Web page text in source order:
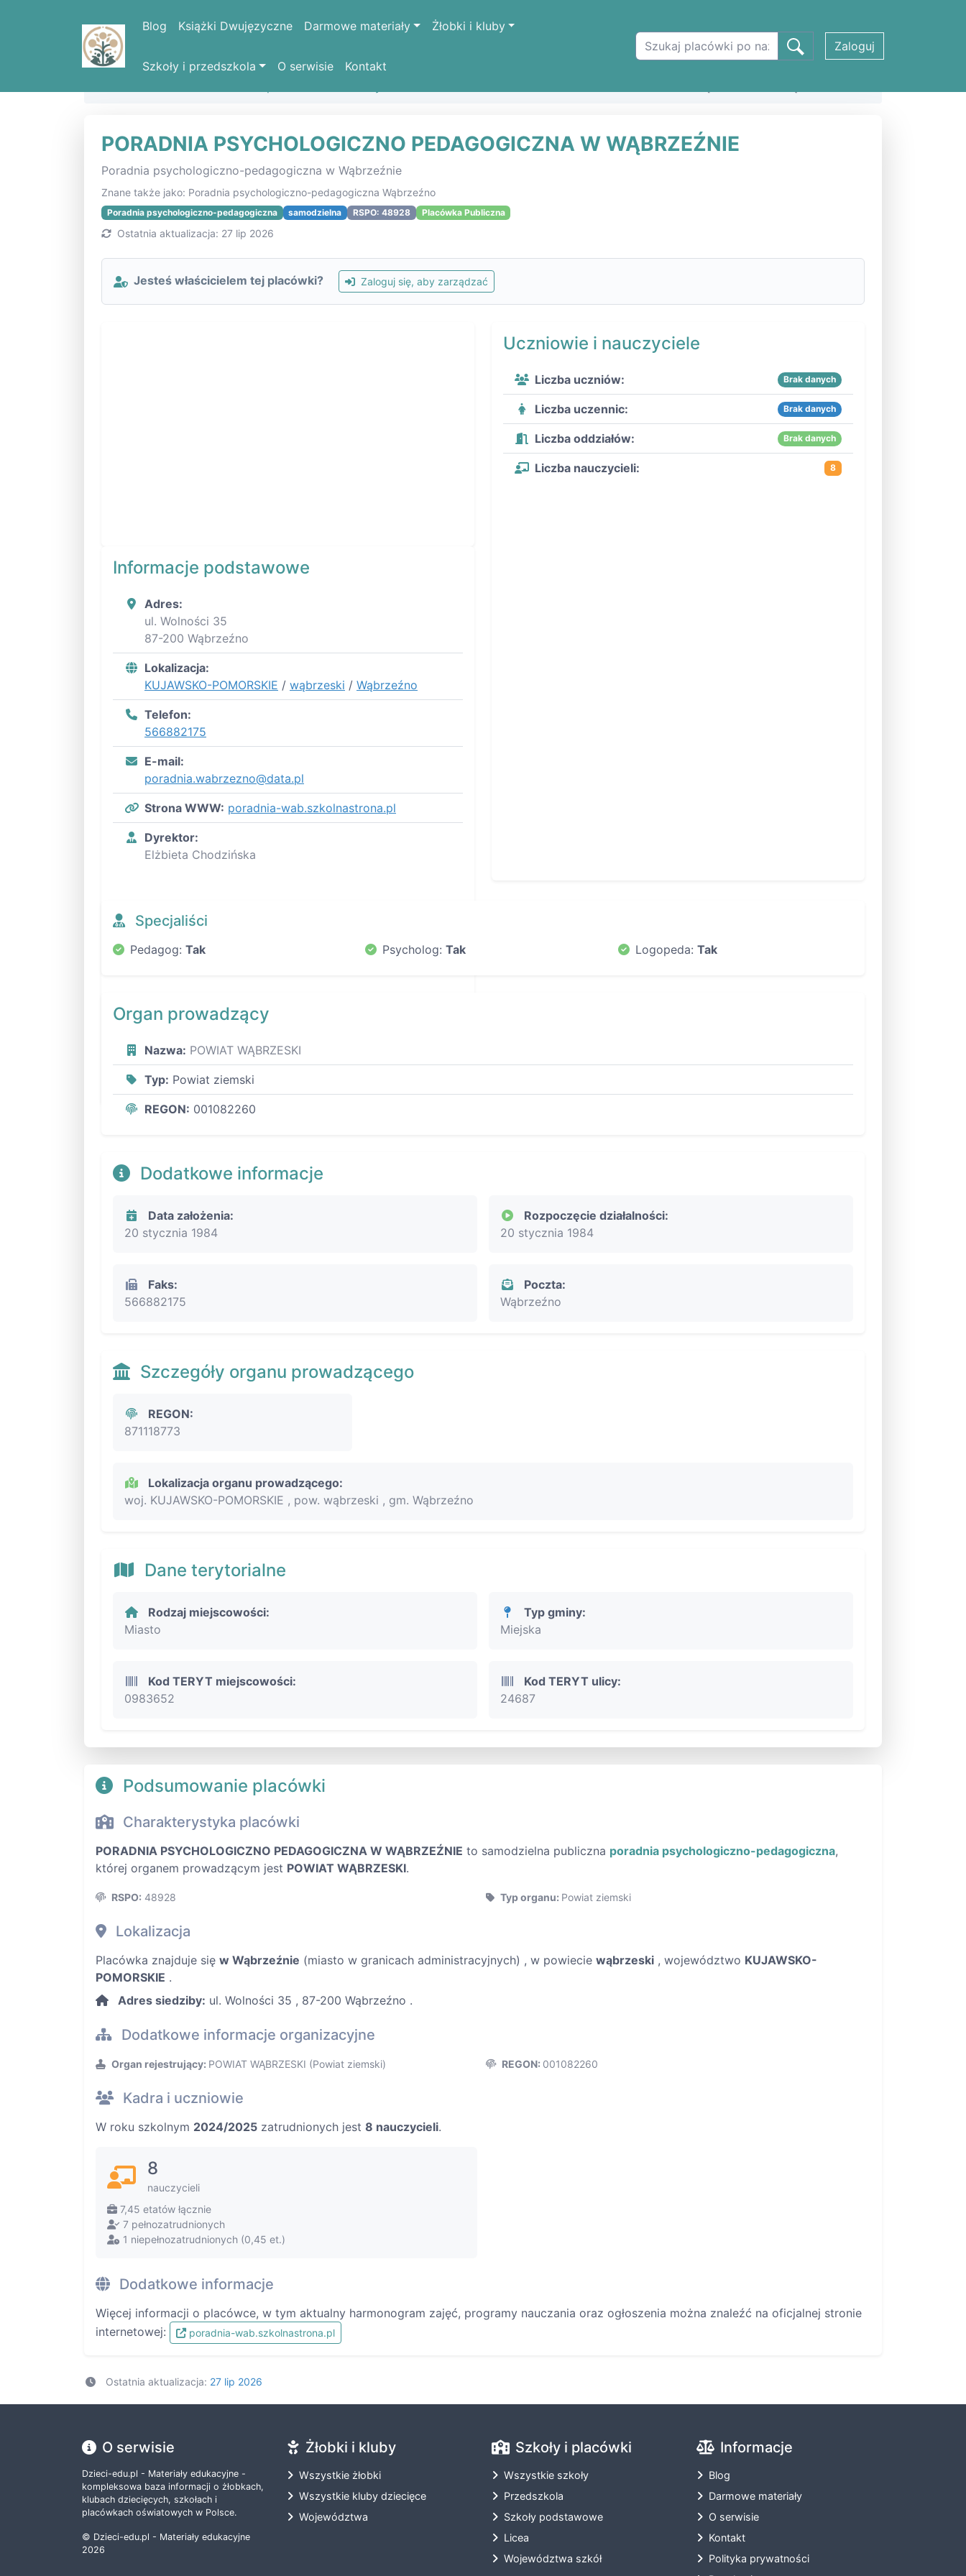
Blog Książki Dwujęzyczne Darmowe materiały Żłobki i kluby
Szkoły i przedszkola O serwisie Kontakt
Zaloguj
PORADNIA PSYCHOLOGICZNO PEDAGOGICZNA W WĄBRZEŹNIE
Poradnia psychologiczno-pedagogiczna w Wąbrzeźnie
Znane także jako: Poradnia psychologiczno-pedagogiczna Wąbrzeźno
Poradnia psychologiczno-pedagogiczna samodzielna RSPO: 48928 Placówka Publiczna
Ostatnia aktualizacja: 27 lip 2026
Jesteś właścicielem tej placówki? Zaloguj się, aby zarządzać
Informacje podstawowe
Adres:
ul. Wolności 35
87-200 Wąbrzeźno
Lokalizacja:
KUJAWSKO-POMORSKIE / wąbrzeski / Wąbrzeźno
Telefon:
566882175
E-mail:
poradnia.wabrzezno@data.pl
Strona WWW: poradnia-wab.szkolnastrona.pl
Dyrektor:
Elżbieta Chodzińska
Uczniowie i nauczyciele
Liczba uczniów: Brak danych
Liczba uczennic: Brak danych
Liczba oddziałów: Brak danych
Liczba nauczycieli: 8
Specjaliści
Pedagog: Tak Psycholog:Tak Logopeda: Tak
Organ prowadzący
Nazwa: POWIAT WĄBRZESKI
Typ: Powiat ziemski
REGON: 001082260
Dodatkowe informacje
Data założenia:
20 stycznia 1984
Rozpoczęcie działalności:
20 stycznia 1984
Faks:
566882175
Poczta:
Wąbrzeźno
Szczegóły organu prowadzącego
REGON:
871118773
Lokalizacja organu prowadzącego:
woj. KUJAWSKO-POMORSKIE , pow. wąbrzeski , gm. Wąbrzeźno
Dane terytorialne
Rodzaj miejscowości:
Miasto
Typ gminy:
Miejska
Kod TERYT miejscowości:
0983652
Kod TERYT ulicy:
24687
Podsumowanie placówki
Charakterystyka placówki
PORADNIA PSYCHOLOGICZNO PEDAGOGICZNA W WĄBRZEŹNIE to samodzielna publiczna poradnia psychologiczno-pedagogiczna,
której organem prowadzącym jest POWIAT WĄBRZESKI.
RSPO: 48928 Typ organu: Powiat ziemski
Lokalizacja
Placówka znajduje się w Wąbrzeźnie (miasto w granicach administracyjnych) , w powiecie wąbrzeski , województwo KUJAWSKO-
POMORSKIE .
Adres siedziby: ul. Wolności 35 , 87-200 Wąbrzeźno .
Dodatkowe informacje organizacyjne
Organ rejestrujący: POWIAT WĄBRZESKI (Powiat ziemski) REGON: 001082260
Kadra i uczniowie
W roku szkolnym 2024/2025 zatrudnionych jest 8 nauczycieli.
8
nauczycieli
7,45 etatów łącznie
7 pełnozatrudnionych
1 niepełnozatrudnionych (0,45 et.)
Dodatkowe informacje
Więcej informacji o placówce, w tym aktualny harmonogram zajęć, programy nauczania oraz ogłoszenia można znaleźć na oficjalnej stronie
internetowej:
poradnia-wab.szkolnastrona.pl
Ostatnia aktualizacja: 27 lip 2026
O serwisie
Dzieci-edu.pl - Materiały edukacyjne -
kompleksowa baza informacji o żłobkach,
klubach dziecięcych, szkołach i
placówkach oświatowych w Polsce.
© Dzieci-edu.pl - Materiały edukacyjne
2026
Żłobki i kluby
Wszystkie żłobki
Wszystkie kluby dziecięce
Województwa
Szkoły i placówki
Wszystkie szkoły
Przedszkola
Szkoły podstawowe
Licea
Województwa szkół
Informacje
Blog
Darmowe materiały
O serwisie
Kontakt
Polityka prywatności